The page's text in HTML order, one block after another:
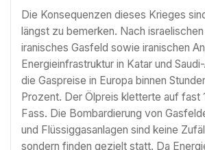
Die Konsequenzen dieses Krieges
längst zu bemerken. Nach
iranisches Gasfeld sowie iranischen
Energieinfrastruktur in Katar und
die Gaspreise in Europa binnen
Prozent. Der Ölpreis kletterte auf fast
Fass. Die Bombardierung von
und Flüssiggasanlagen sind keine
sondern finden gezielt statt. Da